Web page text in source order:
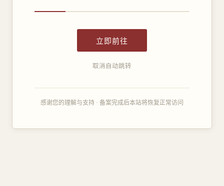
立即前往
取消自动跳转
感谢您的理解与支持 · 备案完成后本站将恢复正常访问